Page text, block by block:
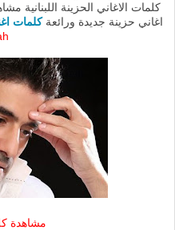
كلمات الاغاني الحزينة اللبنانية
اغاني حزينة جديدة ورائعةكلمات
مشاهدة